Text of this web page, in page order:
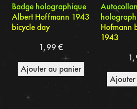
Badge holographique
Albert Hoffmann 1943
bicycle day
1,99€
Ajouter au panier
Hofmann
1943